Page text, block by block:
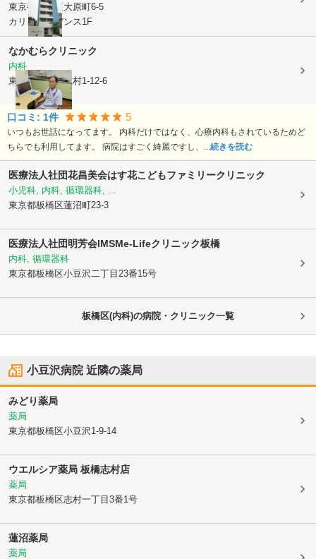
東京都板橋区大原町6-5
カリンレジデンス1F
なかむらクリニック
内科
東京都板橋区志村1-12-6
口コミ: 1件 5
いつもお世話になってます。 内科だけではなく、心療内科もされているためど
ちらでも利用してます。 病院はすごく綺麗ですし、...続きを読む
医療法人社団花昌美会はす花こどもファミリークリニック
小児科, 内科, 循環器科, ...
東京都板橋区蓮沼町23-3
医療法人社団明芳会IMSMe-Lifeクリニック板橋
内科, 循環器科
東京都板橋区小豆沢二丁目23番15号
板橋区(内科)の病院・クリニック一覧
小豆沢病院近隣の薬局
みどり薬局
薬局
東京都板橋区小豆沢1-9-14
ウエルシア薬局 板橋志村店
薬局
東京都板橋区志村一丁目3番1号
蓮沼薬局
薬局